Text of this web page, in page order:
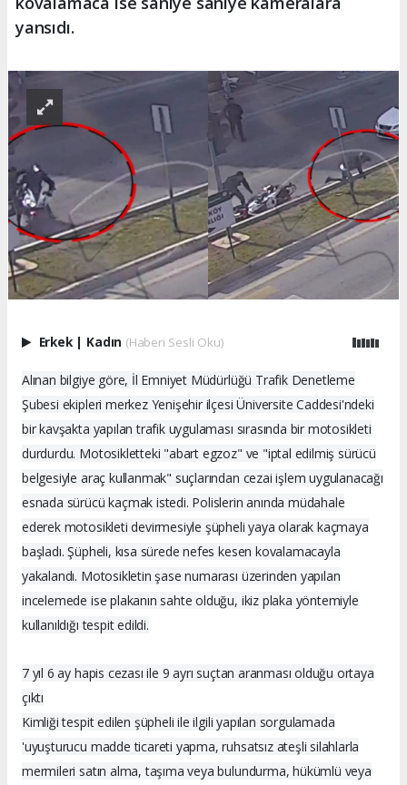
yansıdı.
Erkek Kadın (Haberi Sesli Oku)
Alınan bilgiye göre, İl Emniyet Müdürlüğü Trafik Denetleme
Şubesi ekipleri merkez Yenişehir ilçesi Üniversite Caddesi'ndeki
bir kavşakta yapılan trafik uygulaması sırasında bir motosikleti
durdurdu. Motosikletteki "abart egzoz" ve "iptal edilmiş sürücü
belgesiyle araç kullanmak" suçlarından cezai işlem uygulanacağı
esnada sürücü kaçmak istedi. Polislerin anında müdahale
ederek motosikleti devirmesiyle şüpheli yaya olarak kaçmaya
başladı. Şüpheli, kısa sürede nefes kesen kovalamacayla
yakalandı. Motosikletin şase numarası üzerinden yapılan
incelemede ise plakanın sahte olduğu, ikiz plaka yöntemiyle
kullanıldığı tespit edildi.
7 yıl 6 ay hapis cezası ile 9 ayrı suçtan aranması olduğu ortaya
çıktı
Kimliği tespit edilen şüpheli ile ilgili yapılan sorgulamada
'uyuşturucu madde ticareti yapma, ruhsatsız ateşli silahlarla
mermileri satın alma, taşıma veya bulundurma, hükümlü veya